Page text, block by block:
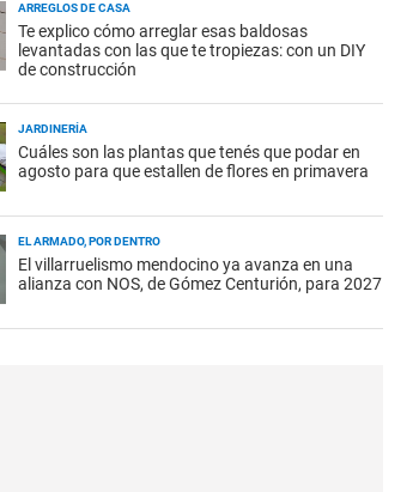
ARREGLOS DE CASA
Te explico cómo arreglar esas baldosas
levantadas con las que te tropiezas: con un DIY
de construcción
JARDINERÍA
Cuáles son las plantas que tenés que podar en
agosto para que estallen de flores en primavera
EL ARMADO, POR DENTRO
El villarruelismo mendocino ya avanza en una
alianza con NOS, de Gómez Centurión, para 2027